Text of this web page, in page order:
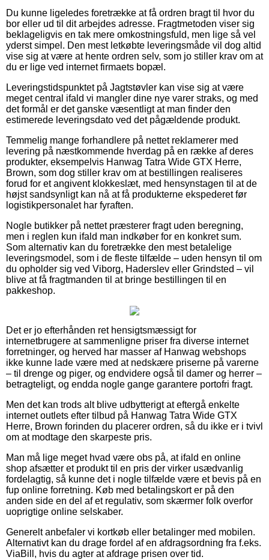
Du kunne ligeledes foretrække at få ordren bragt til hvor du
bor eller ud til dit arbejdes adresse. Fragtmetoden viser sig
beklageligvis en tak mere omkostningsfuld, men lige så vel
yderst simpel. Den mest letkøbte leveringsmåde vil dog altid
vise sig at være at hente ordren selv, som jo stiller krav om at
du er lige ved internet firmaets bopæl.
Leveringstidspunktet på Jagtstøvler kan vise sig at være
meget central ifald vi mangler dine nye varer straks, og med
det formål er det ganske væsentligt at man finder den
estimerede leveringsdato ved det pågældende produkt.
Temmelig mange forhandlere på nettet reklamerer med
levering på næstkommende hverdag på en række af deres
produkter, eksempelvis Hanwag Tatra Wide GTX Herre,
Brown, som dog stiller krav om at bestillingen realiseres
forud for et angivent klokkeslæt, med hensynstagen til at de
højst sandsynligt kan nå at få produkterne ekspederet før
logistikpersonalet har fyraften.
Nogle butikker på nettet præsterer fragt uden beregning,
men i reglen kun ifald man indkøber for en konkret sum.
Som alternativ kan du foretrække den mest betalelige
leveringsmodel, som i de fleste tilfælde – uden hensyn til om
du opholder sig ved Viborg, Haderslev eller Grindsted – vil
blive at få fragtmanden til at bringe bestillingen til en
pakkeshop.
Det er jo efterhånden ret hensigtsmæssigt for
internetbrugere at sammenligne priser fra diverse internet
forretninger, og herved har masser af Hanwag webshops
ikke kunne lade være med at nedskære priserne på varerne
– til drenge og piger, og endvidere også til damer og herrer –
betragteligt, og endda nogle gange garantere portofri fragt.
Men det kan trods alt blive udbytterigt at eftergå enkelte
internet outlets efter tilbud på Hanwag Tatra Wide GTX
Herre, Brown forinden du placerer ordren, så du ikke er i tvivl
om at modtage den skarpeste pris.
Man må lige meget hvad være obs på, at ifald en online
shop afsætter et produkt til en pris der virker usædvanlig
fordelagtig, så kunne det i nogle tilfælde være et bevis på en
fup online forretning. Køb med betalingskort er på den
anden side en del af et regulativ, som skærmer folk overfor
uoprigtige online selskaber.
Generelt anbefaler vi kortkøb eller betalinger med mobilen.
Alternativt kan du drage fordel af en afdragsordning fra f.eks.
ViaBill, hvis du agter at afdrage prisen over tid.